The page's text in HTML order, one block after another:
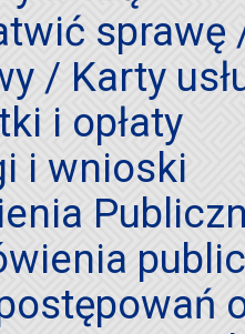
sprawę
/ Karty
i opłaty
i wnioski